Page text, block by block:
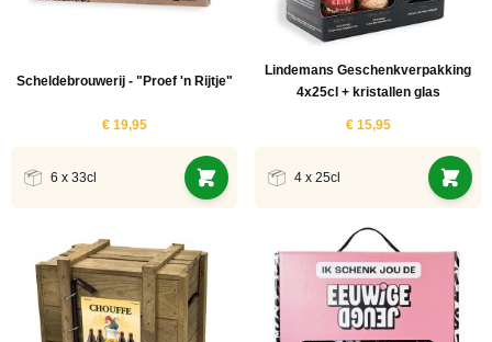
Scheldebrouwerij - "Proef 'n Rijtje"
€ 19,95
6 x 33cl
Lindemans Geschenkverpakking
4x25cl + kristallen glas
€ 15,95
4 x 25cl